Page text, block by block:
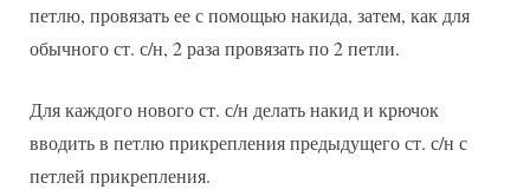
петлю, провязать ее с помощью накида, затем, как для
обычного ст. с/н, 2 раза провязать по 2 петли.
Для каждого нового ст. с/н делать накид и крючок
вводить в петлю прикрепления предыдущего ст. с/н с
петлей прикрепления.